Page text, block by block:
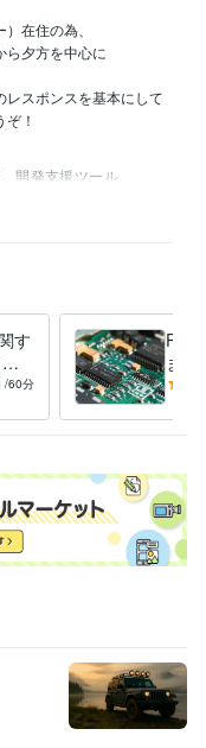
在住の為、
ら夕方を中心に
レスポンスを基本にして
！
開発支援ツール
す
情
/60分
PCB
ま
豊富